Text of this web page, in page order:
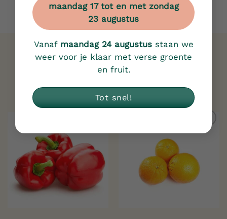
maandag 17 tot en met zondag
23 augustus
Vanaf maandag 24 augustusstaan we
weer voor je klaar met verse groente
en fruit.
Tot snel!
Gerelateerde producten
Toevoegen
verlanglijst
Toevoegen